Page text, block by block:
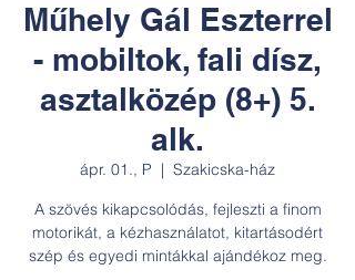
Műhely Gál Eszterrel
- mobiltok, fali dísz,
asztalközép (8+) 5.
alk.
ápr. 01., P
  |
Szakicska-ház
A szövés kikapcsolódás, fejleszti a finom
motorikát, a kézhasználatot, kitartásodért
szép és egyedi mintákkal ajándékoz meg.